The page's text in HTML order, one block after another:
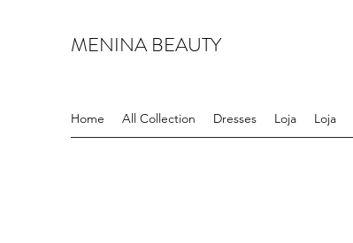
MENINA BEAUTY
Home All Collection Dresses Loja Loja